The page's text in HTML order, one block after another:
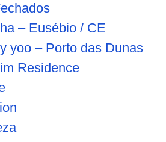
– Eusébio / CE
yoo – Porto das Dunas
Residence